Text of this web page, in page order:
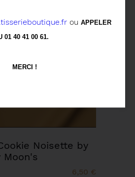
ou APPELER
01 40 41 00 61.
MERCI !
Noisette by
Moon's
6,50 €